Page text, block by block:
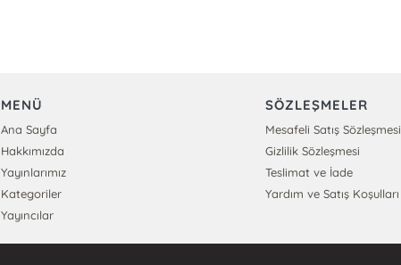
MENÜ
Ana Sayfa
Hakkımızda
Yayınlarımız
Kategoriler
Yayıncılar
SÖZLEŞMELER
Mesafeli Satış Sözleşmesi
Gizlilik Sözleşmesi
Teslimat ve İade
Yardım ve Satış Koşulları